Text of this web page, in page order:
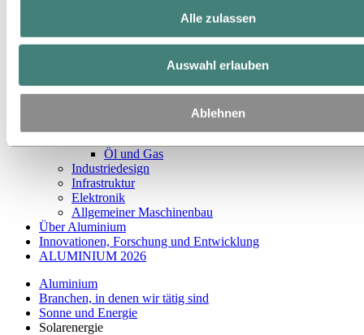
Alle zulassen
Auswahl erlauben
Ablehnen
HLK
Solarenergie
Solarthermie
Öl und Gas
Industriedesign
Infrastruktur
Elektronik
Allgemeiner Maschinenbau
Über Aluminium
Innovationen, Forschung und Entwicklung
ALUMINIUM 2026
Aluminium
Branchen, in denen wir tätig sind
Sonne und Energie
Solarenergie